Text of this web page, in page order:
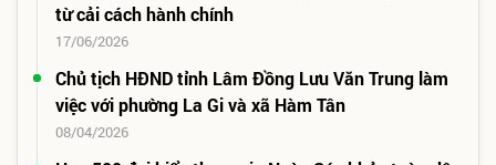
từ cải cách hành chính
17/06/2026
Chủ tịch HĐND tỉnh Lâm Đồng Lưu Văn Trung làm
việc với phường La Gi và xã Hàm Tân
08/04/2026